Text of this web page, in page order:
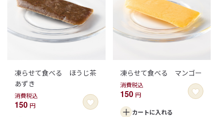
凍らせて食べる ほうじ茶
あずき
消費税込
150 円
凍らせて食べる マンゴー
消費税込
150 円
カートに入れる